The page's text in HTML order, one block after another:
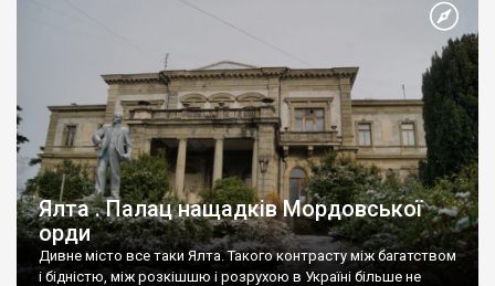
Ялта . Палац нащадків Мордовської
орди
Дивне місто все таки Ялта. Такого контрасту між багатством
і бідністю, між розкішшю і розрухою в Україні більше не